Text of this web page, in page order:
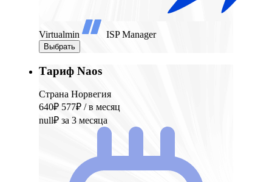
Virtualmin ISP Manager
Выбрать
Тариф Naos
Страна Норвегия
640₽ 577₽ / в месяц
null₽ за 3 месяца